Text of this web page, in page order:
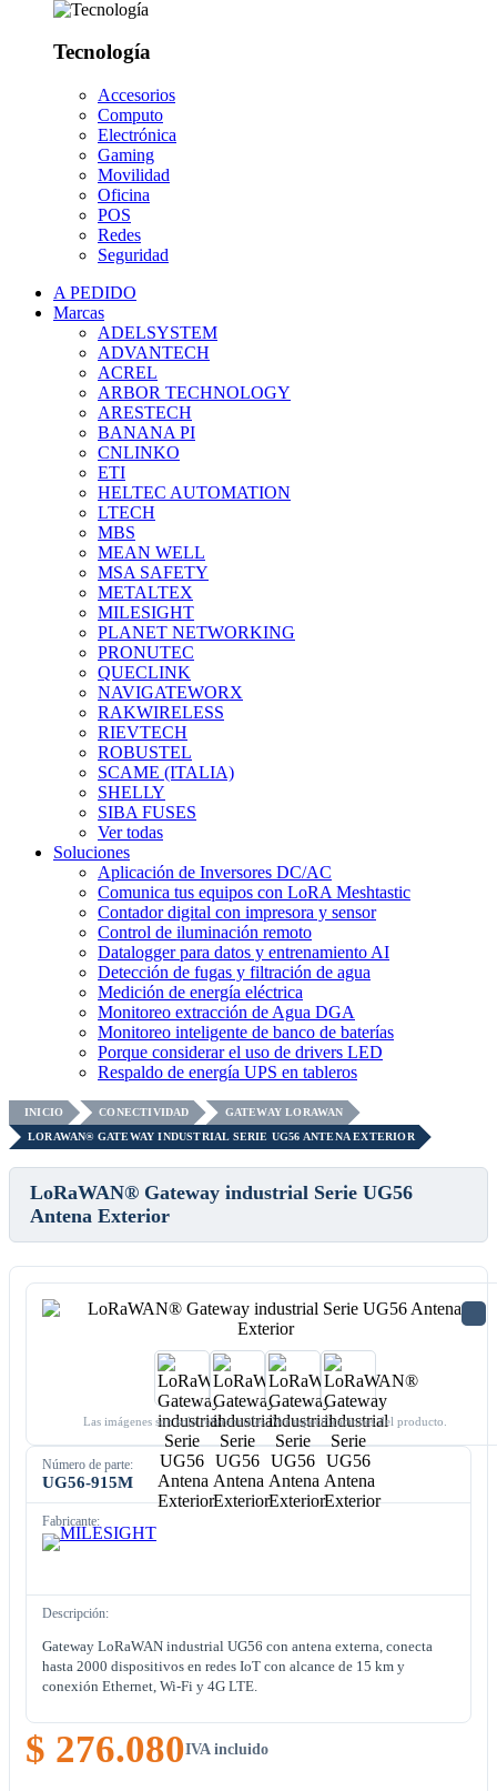
Tecnología
Accesorios
Computo
Electrónica
Gaming
Movilidad
Oficina
POS
Redes
Seguridad
A PEDIDO
Marcas
ADELSYSTEM
ADVANTECH
ACREL
ARBOR TECHNOLOGY
ARESTECH
BANANA PI
CNLINKO
ETI
HELTEC AUTOMATION
LTECH
MBS
MEAN WELL
MSA SAFETY
METALTEX
MILESIGHT
PLANET NETWORKING
PRONUTEC
QUECLINK
NAVIGATEWORX
RAKWIRELESS
RIEVTECH
ROBUSTEL
SCAME (ITALIA)
SHELLY
SIBA FUSES
Ver todas
Soluciones
Aplicación de Inversores DC/AC
Comunica tus equipos con LoRA Meshtastic
Contador digital con impresora y sensor
Control de iluminación remoto
Datalogger para datos y entrenamiento AI
Detección de fugas y filtración de agua
Medición de energía eléctrica
Monitoreo extracción de Agua DGA
Monitoreo inteligente de banco de baterías
Porque considerar el uso de drivers LED
Respaldo de energía UPS en tableros
INICIO CONECTIVIDAD
GATEWAY LORAWAN
LORAWAN® GATEWAY INDUSTRIAL SERIE UG56 ANTENA EXTERIOR
LoRaWAN® Gateway industrial Serie UG56
Antena Exterior
Las imágenes son solo referenciales. Ver especificaciones del producto.
Número de parte:
UG56-915M
Fabricante:
Descripción:
Gateway LoRaWAN industrial UG56 con antena externa, conecta
hasta 2000 dispositivos en redes IoT con alcance de 15 km y
conexión Ethernet, Wi-Fi y 4G LTE.
$ 276.080IVA incluido